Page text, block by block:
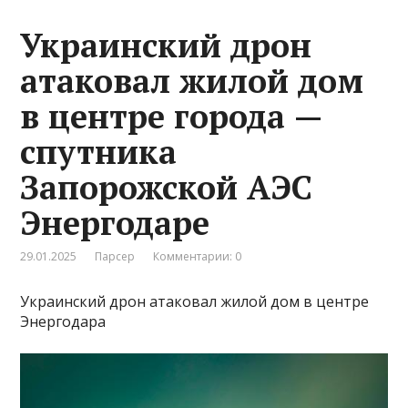
Украинский дрон
атаковал жилой дом
в центре города —
спутника
Запорожской АЭС
Энергодаре
29.01.2025 Парсер Комментарии: 0
Украинский дрон атаковал жилой дом в центре
Энергодара